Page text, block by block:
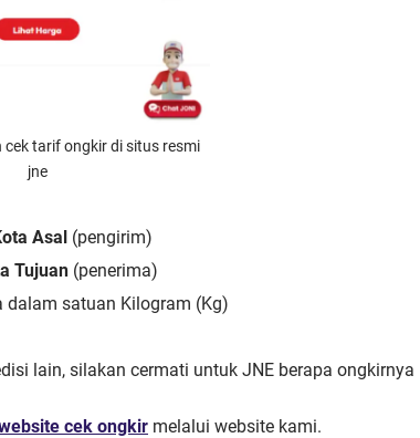
cek tarif ongkir di situs resmi
jne
Asal (pengirim)
Tujuan (penerima)
dalam satuan Kilogram (Kg)
lain, silakan cermati untuk JNE berapa ongkirnya
cek ongkir melalui website kami.